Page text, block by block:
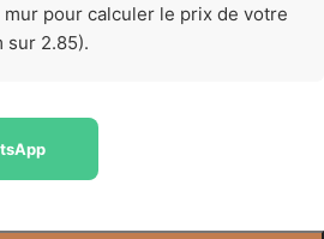
pour calculer le prix de votre
sur 2.85).